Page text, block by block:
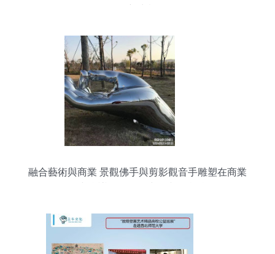
融合藝術與商業 景觀佛手與剪影觀音手雕塑在商業